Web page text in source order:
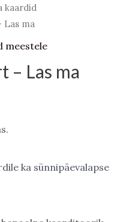
kaardid
Las ma
meestele
– Las ma
ka sünnipäevalapse